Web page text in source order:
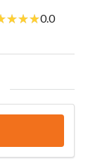
0.0